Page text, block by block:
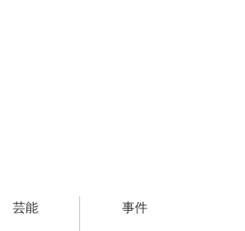
芸能 事件